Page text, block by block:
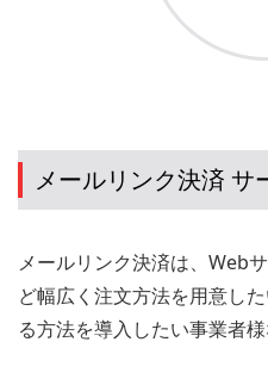
メールリンク決済 サ
メールリンク決済は、Web
ど幅広く注文方法を用意し
る方法を導入したい事業者様